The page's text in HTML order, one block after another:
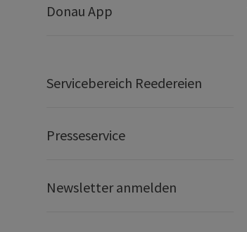
Donau App
Servicebereich Reedereien
Presseservice
Newsletter anmelden